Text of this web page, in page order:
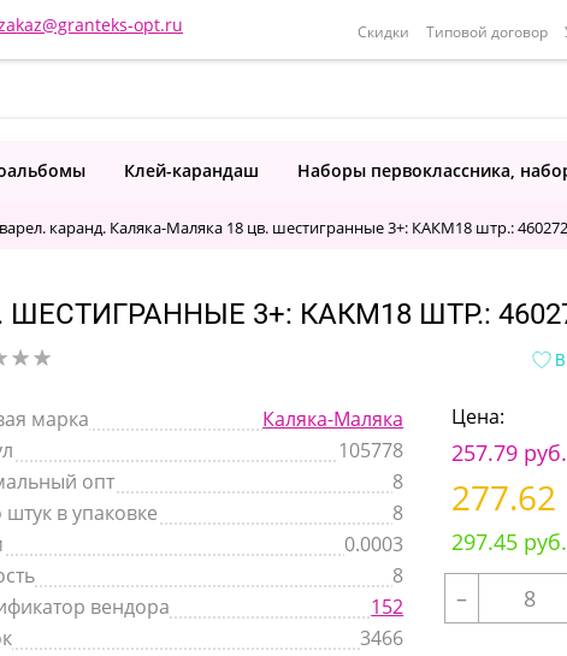
opt.ru Скидки Типовой договор
Клей-карандаш Наборы первоклассника,
каранд. Каляка-Маляка 18 цв. шестигранные 3+: КАКМ18 штр.:
3+: КАКМ18 ШТР.:
марка
Каляка-Маляка
105778
опт
8
в упаковке
8
0.0003
8
вендора
152
3466
Цена:
257.79 руб.
277.62
297.45 руб.
–